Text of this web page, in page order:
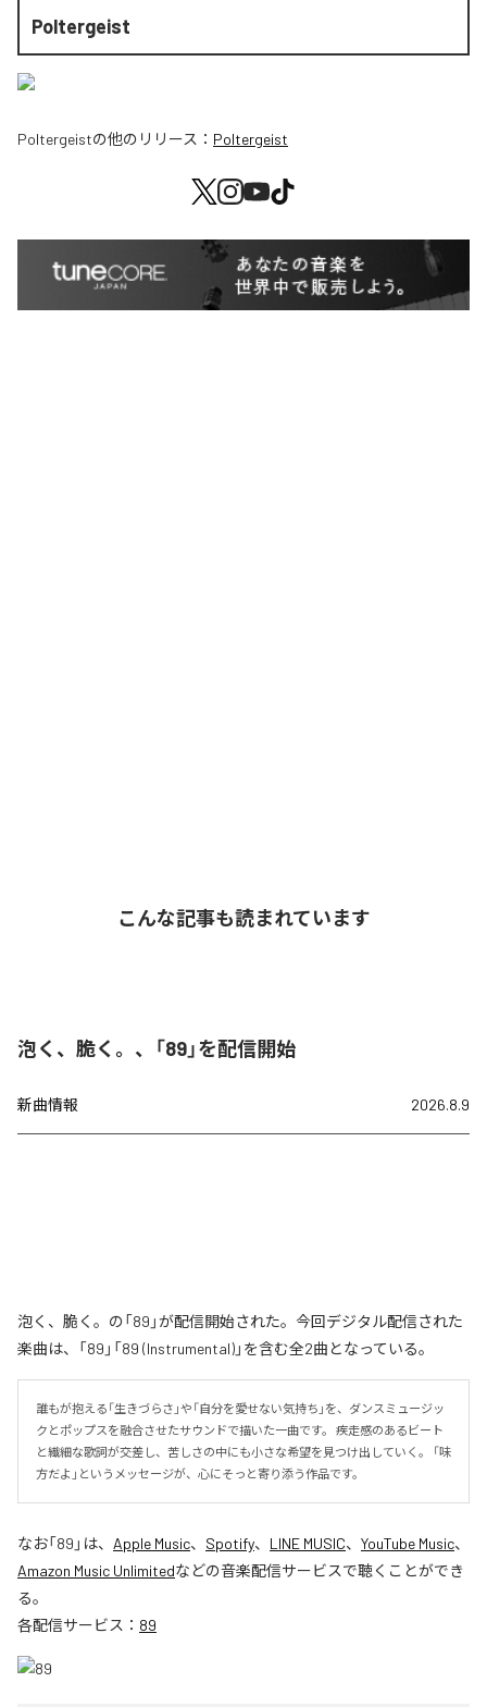
Poltergeist
Poltergeistの他のリリース： Poltergeist
こんな記事も読まれています
泡く、脆く。、「89」を配信開始
新曲情報 2026.8.9
泡く、脆く。の「89」が配信開始された。今回デジタル配信された
楽曲は、「89」「89 (Instrumental)」を含む全2曲となっている。
誰もが抱える「生きづらさ」や「自分を愛せない気持ち」を、ダンスミュージッ
クとポップスを融合させたサウンドで描いた一曲です。 疾走感のあるビート
と繊細な歌詞が交差し、苦しさの中にも小さな希望を見つけ出していく。 「味
方だよ」というメッセージが、心にそっと寄り添う作品です。
なお「89 」は、 Apple Music、 Spotify、 LINE MUSIC、 YouTube Music、
Amazon Music Unlimitedなどの音楽配信サービスで聴くことができ
る。
各配信サービス： 89